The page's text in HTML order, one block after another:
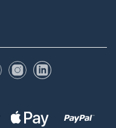
FacebookuInstagramu
LinkedIn